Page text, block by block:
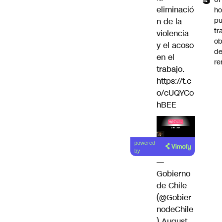
eliminació
n de la
violencia
y el acoso
en el
trabajo.
https://t.c
o/cUQYCo
hBEE
Lea el
artículo
powered
by
—
Gobierno
de Chile
(@Gobier
nodeChile
de